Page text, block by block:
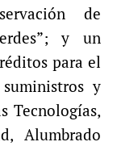
de
y un
para el
y
Tecnologías,
Alumbrado